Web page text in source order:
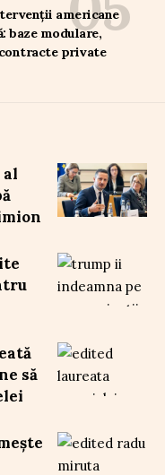
americane
baze modulare,
private
să